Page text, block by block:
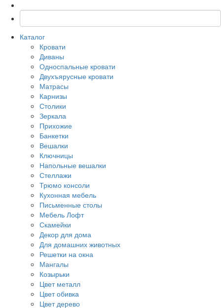
Каталог
Кровати
Диваны
Односпальные кровати
Двухъярусные кровати
Матрасы
Карнизы
Столики
Зеркала
Прихожие
Банкетки
Вешалки
Ключницы
Напольные вешалки
Стеллажи
Трюмо консоли
Кухонная мебель
Письменные столы
Мебель Лофт
Скамейки
Декор для дома
Для домашних животных
Решетки на окна
Мангалы
Козырьки
Цвет металл
Цвет обивка
Цвет дерево